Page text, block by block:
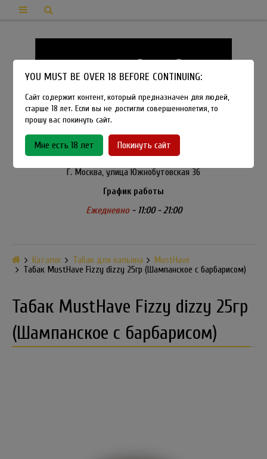
8-915-450-21-92
Розничный магазин Method Vapeshop
Г. Москва, улица Южнобутовская 36
График работы
Ежедневно- 11:00 - 21:00
Каталог Табак для кальяна
MustHave
Табак MustHave Fizzy dizzy 25гр (Шампанское с барбарисом)
Табак MustHave Fizzy dizzy 25гр
(Шампанское с барбарисом)
YOU MUST BE OVER 18 BEFORE CONTINUING:
Сайт содержит контент, который предназначен для людей,
старше 18 лет. Если вы не достигли совершеннолетия, то
прошу вас покинуть сайт.
Мне есть 18 лет Покинуть сайт